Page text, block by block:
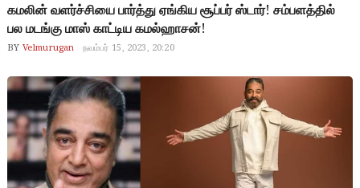
கமலின் வளர்ச்சியை பார்த்து ஏங்கிய சூப்பர் ஸ்டார்! சம்பளத்தில்
பல மடங்கு மாஸ் காட்டிய கமல்ஹாசன்!
BY Velmurugan நவம்பர் 15, 2023, 20:20